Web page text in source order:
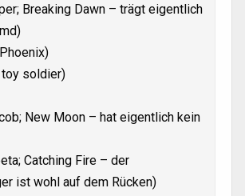
Breaking Dawn – trägt eigentlich
toy soldier)
New Moon – hat eigentlich kein
Catching Fire – der
ist wohl auf dem Rücken)